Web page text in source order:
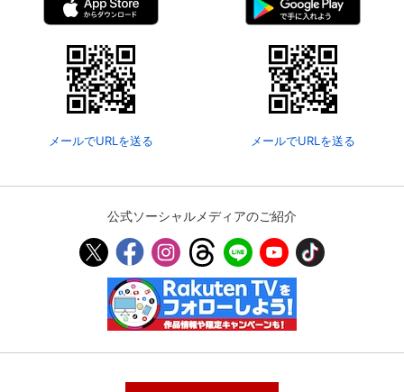
メールでURLを送る メールでURLを送る
公式ソーシャルメディアのご紹介